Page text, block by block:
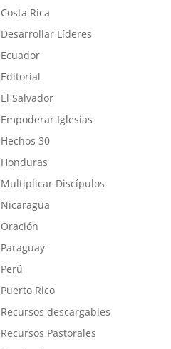
Costa Rica
Desarrollar Líderes
Ecuador
Editorial
El Salvador
Empoderar Iglesias
Hechos 30
Honduras
Multiplicar Discípulos
Nicaragua
Oración
Paraguay
Perú
Puerto Rico
Recursos descargables
Recursos Pastorales